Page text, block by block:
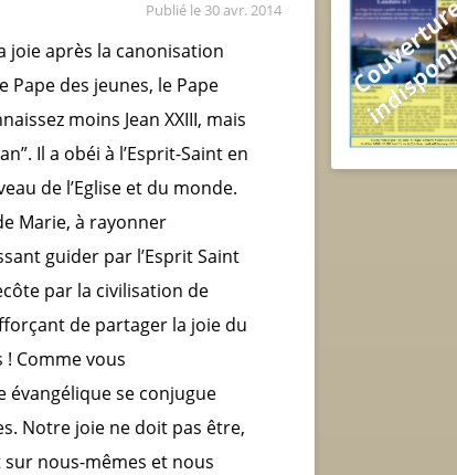
Publié le 30 avr. 2014
joie après la canonisation
Pape des jeunes, le Pape
moins Jean XXIII, mais
Il a obéi à l’Esprit-Saint en
de l’Eglise et du monde.
Marie, à rayonner
guider par l’Esprit Saint
par la civilisation de
de partager la joie du
Comme vous
évangélique se conjugue
Notre joie ne doit pas être,
nous-mêmes et nous